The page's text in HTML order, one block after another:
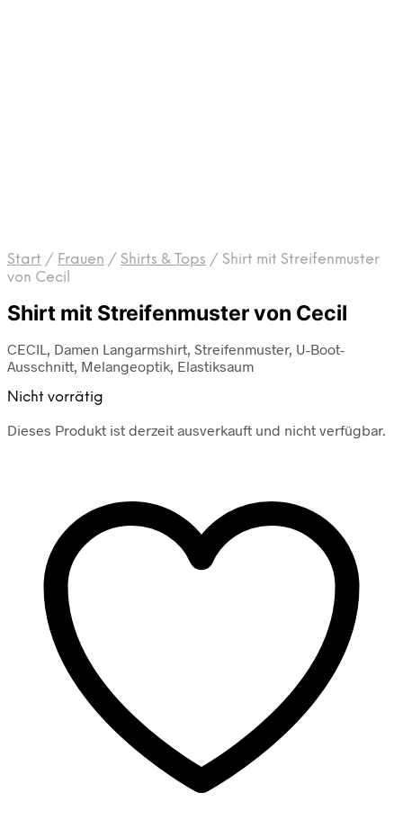
Start / Frauen / Shirts & Tops / Shirt mit Streifenmuster
von Cecil
Shirt mit Streifenmuster von Cecil
CECIL, Damen Langarmshirt, Streifenmuster, U-Boot-
Ausschnitt, Melangeoptik, Elastiksaum
Nicht vorrätig
Dieses Produkt ist derzeit ausverkauft und nicht verfügbar.